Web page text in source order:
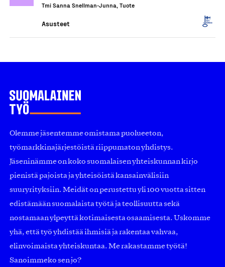
Tmi Sanna Snellman-Junna, Tuote
Asusteet
Olemme jäsentemme omistama puolueeton,
työmarkkinajärjestöistä riippumaton yhdistys.
Jäseninämme on koko suomalaisen yhteiskunnan kirjo
pienistä pajoista ja yhteisöistä kansainvälisiin
suuryrityksiin. Meidät on perustettu yli 100 vuotta sitten
edistämään suomalaista työtä ja teollisuutta sekä
nostamaan ylpeyttä kotimaisesta osaamisesta. Uskomme
yhä, että työ yhdistää ihmisiä ja rakentaa vahvaa,
elinvoimaista yhteiskuntaa. Me rakastamme työtä!
Sanoimmeko sen jo?